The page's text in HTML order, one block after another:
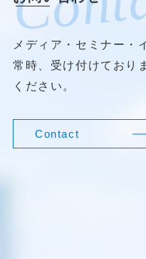
メディア・セミナー・
常時、受け付けており
ください。
Contact